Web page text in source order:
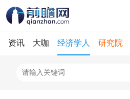
资讯 大咖 经济学人 研究院